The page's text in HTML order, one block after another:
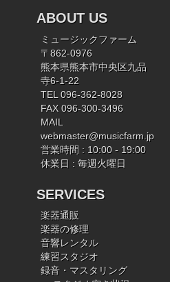
ABOUT US
ミュージックファーム
〒862-0976
熊本県熊本市中央区九品
寺6-1-22
TEL 096-362-8028
FAX 096-300-3496
MAIL
webmaster@musicfarm.jp
営業時間 : 10:00 - 19:00
休業日 : 毎週火曜日
SERVICES
楽器通販
楽器の修理
音響レンタル
練習スタジオ
録音・マスタリング